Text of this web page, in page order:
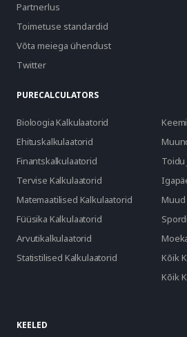
Partnerlus
Toimetuse standardid
Võta meiega ühendust
Twitter
PURECALCULATORS
Bioloogia Kalkulaatorid
Ehituskalkulaatorid
Finantskalkulaatorid
Toidu
Tervise Kalkulaatorid
Matemaatilised Kalkulaatorid
Muud
Füüsika Kalkulaatorid
Arvutikalkulaatorid
Statistilised Kalkulaatorid
Kõik
Kõik
KEELED